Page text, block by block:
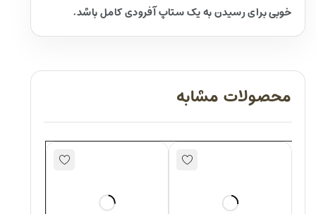
خوبی برای رسیدن به یک ستاپ آفرودی کامل باشد.
محصولات مشابه